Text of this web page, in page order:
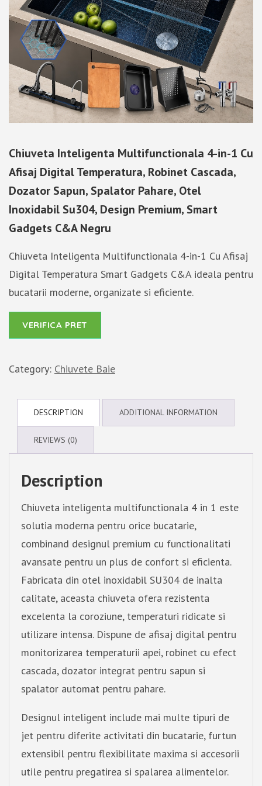
Chiuveta Inteligenta Multifunctionala 4-in-1 Cu
Afisaj Digital Temperatura, Robinet Cascada,
Dozator Sapun, Spalator Pahare, Otel
Inoxidabil Su304, Design Premium, Smart
Gadgets C&A Negru
Chiuveta Inteligenta Multifunctionala 4-in-1 Cu Afisaj
Digital Temperatura Smart Gadgets C&A ideala pentru
bucatarii moderne, organizate si eficiente.
VERIFICA PRET
Category: Chiuvete Baie
DESCRIPTION ADDITIONAL INFORMATION
REVIEWS (0)
Description
Chiuveta inteligenta multifunctionala 4 in 1 este
solutia moderna pentru orice bucatarie,
combinand designul premium cu functionalitati
avansate pentru un plus de confort si eficienta.
Fabricata din otel inoxidabil SU304 de inalta
calitate, aceasta chiuveta ofera rezistenta
excelenta la coroziune, temperaturi ridicate si
utilizare intensa. Dispune de afisaj digital pentru
monitorizarea temperaturii apei, robinet cu efect
cascada, dozator integrat pentru sapun si
spalator automat pentru pahare.
Designul inteligent include mai multe tipuri de
jet pentru diferite activitati din bucatarie, furtun
extensibil pentru flexibilitate maxima si accesorii
utile pentru pregatirea si spalarea alimentelor.